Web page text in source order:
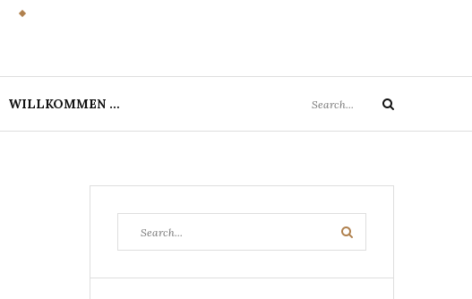
WILLKOMMEN …
for:
Search
for:
Search